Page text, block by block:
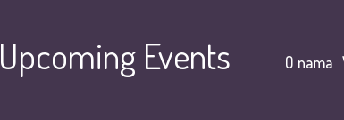
O nama
Upcoming Events